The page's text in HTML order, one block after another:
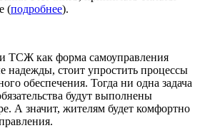
(подробнее).
ТСЖ как форма самоуправления
надежды, стоит упростить процессы
обеспечения. Тогда ни одна задача
будут выполнены
А значит, жителям будет комфортно